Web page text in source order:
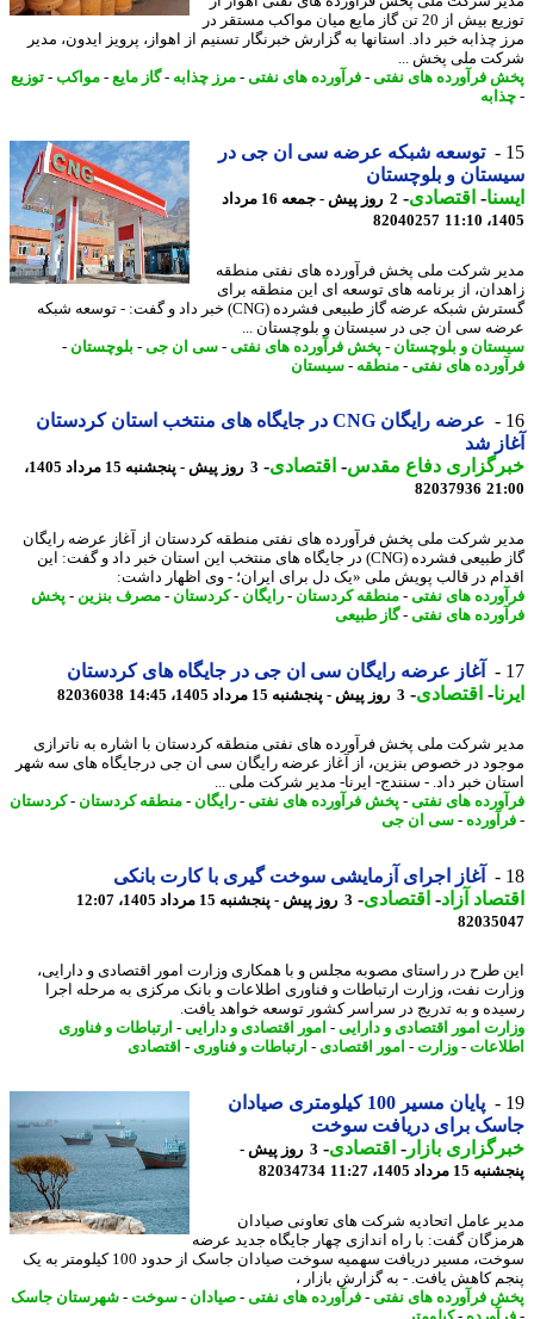
توزیع بیش از 20 تن گاز مایع میان مواکب مستقر در
چذابه خبر داد. استانها به گزارش خبرنگار تسنیم از اهواز، پرویز ایدون، مدیر
ملی پخش ...
فرآورده های نفتی-فرآورده های نفتی-مرز چذابه- گاز مایع -مواکب -توزیع
توسعه شبکه عرضه سی ان جی در
و بلوچستان
-اقتصادی-
2 روز پیش - جمعه 16 مرداد
82040257
شرکت ملی پخش فرآورده های نفتی منطقه
از برنامه های توسعه ای این منطقه برای
گسترش شبکه عرضه گاز طبیعی فشرده (CNG) خبر داد و گفت: - توسعه شبکه
سی ان جی در سیستان و بلوچستان ...
و بلوچستان-پخش فرآورده های نفتی-سی ان جی-بلوچستان-
های نفتی-منطقه-سیستان
عرضه رایگان CNG در جایگاه های منتخب استان کردستان
شد
دفاع مقدس-اقتصادی-
3 روز پیش - پنجشنبه 15 مرداد 1405،
82037936
شرکت ملی پخش فرآورده های نفتی منطقه کردستان از آغاز عرضه رایگان
گاز طبیعی فشرده (CNG) در جایگاه های منتخب این استان خبر داد و گفت: این
در قالب پویش ملی «یک دل برای ایران؛ - وی اظهار داشت:
های نفتی-منطقه کردستان-رایگان -کردستان-مصرف بنزین- پخش
های نفتی-گاز طبیعی
آغاز عرضه رایگان سی ان جی در جایگاه های کردستان
-اقتصادی-3 روز پیش - پنجشنبه 15 مرداد 1405، 14:45 82036038
شرکت ملی پخش فرآورده های نفتی منطقه کردستان با اشاره به ناترازی
در خصوص بنزین، از آغاز عرضه رایگان سی ان جی درجایگاه های سه شهر
خبر داد. - سنندج- ایرنا- مدیر شرکت ملی ...
های نفتی-پخش فرآورده های نفتی-رایگان -منطقه کردستان-کردستان
- سی ان جی
آغاز اجرای آزمایشی سوخت گیری با کارت بانکی
آزاد - اقتصادی-3 روز پیش - پنجشنبه 15 مرداد 1405، 12:07
طرح در راستای مصوبه مجلس و با همکاری وزارت امور اقتصادی و دارایی،
نفت، وزارت ارتباطات و فناوری اطلاعات و بانک مرکزی به مرحله اجرا
و به تدریج در سراسر کشور توسعه خواهد یافت.
امور اقتصادی و دارایی- امور اقتصادی و دارایی- ارتباطات و فناوری
-وزارت - امور اقتصادی-ارتباطات و فناوری- اقتصادی
پایان مسیر 100 کیلومتری صیادان
برای دریافت سوخت
بازار- اقتصادی- 3 روز پیش -
1405، 11:27
82034734
عامل اتحادیه شرکت های تعاونی صیادان
گفت: با راه اندازی چهار جایگاه جدید عرضه
سوخت، مسیر دریافت سهمیه سوخت صیادان جاسک از حدود 100 کیلومتر به یک
کاهش یافت. - به گزارش بازار ،
فرآورده های نفتی-فرآورده های نفتی-صیادان- سوخت-شهرستان جاسک